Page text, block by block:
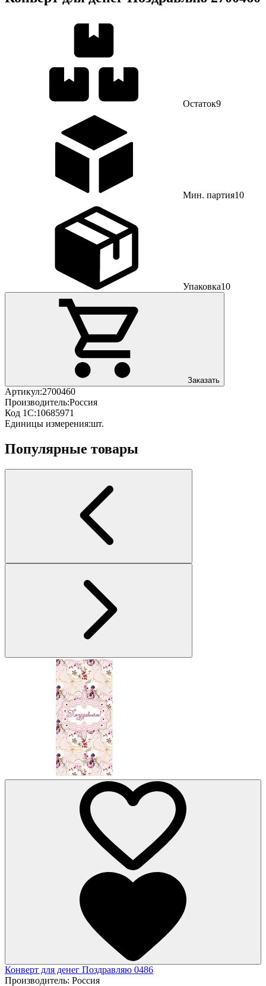
Остаток9
Мин. партия10
Упаковка10
Заказать
Артикул:2700460
Производитель:Россия
Код 1С:10685971
Единицы измерения:шт.
Популярные товары
Конверт для денег Поздравляю 0486
Производитель: Россия